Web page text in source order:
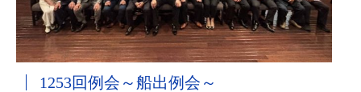
1253回例会～船出例会～